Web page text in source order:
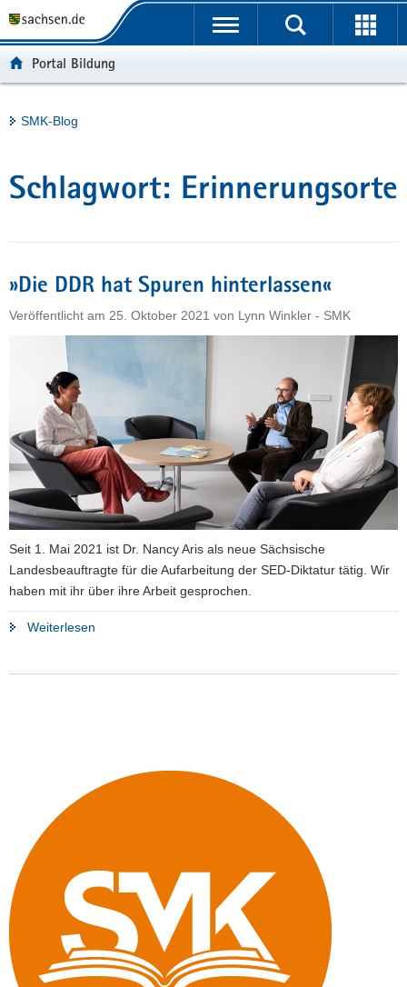
t
e
r
i
e
v
i
g
a
t
i
o
n
u
h
a
e
v
e
Portalübergreifende
Portal Bildung
Hauptinhalt
SMK-Blog
Schlagwort: Erinnerungsorte
»Die DDR hat Spuren hinterlassen«
Veröffentlicht am 25. Oktober 2021 von Lynn Winkler - SMK
Seit 1. Mai 2021 ist Dr. Nancy Aris als neue Sächsische
Landesbeauftragte für die Aufarbeitung der SED-Diktatur tätig. Wir
haben mit ihr über ihre Arbeit gesprochen.
Weiterlesen